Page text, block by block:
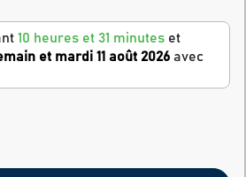
10 heures et 31 minutes et
et mardi 11 août 2026 avec